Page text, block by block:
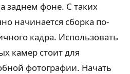
заднем фоне. С таких
начинается сборка по-
кадра. Использовать
камер стоит для
фотографии. Начать